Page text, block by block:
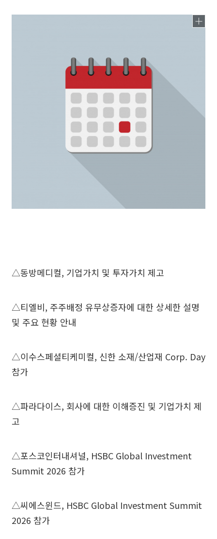
△동방메디컬, 기업가치 및 투자가치 제고
△티엘비, 주주배정 유무상증자에 대한 상세한 설명
및 주요 현황 안내
△이수스페셜티케미컬, 신한 소재/산업재 Corp. Day
참가
△파라다이스, 회사에 대한 이해증진 및 기업가치 제
고
△포스코인터내셔널, HSBC Global Investment
Summit 2026 참가
△씨에스윈드, HSBC Global Investment Summit
2026 참가